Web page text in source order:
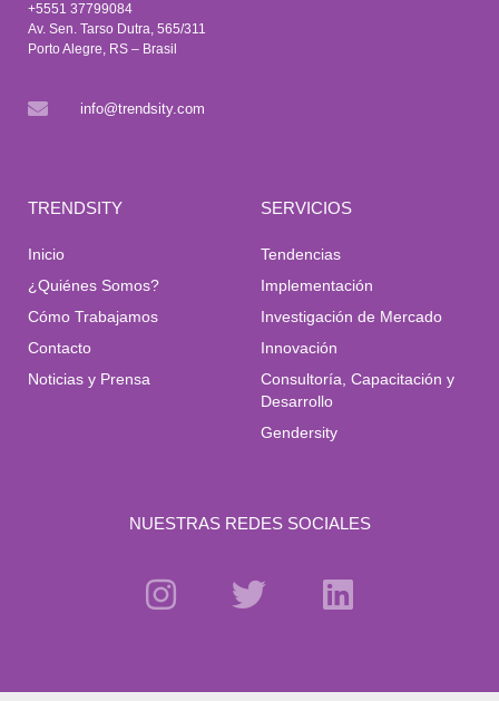
+5551 37799084
Av. Sen. Tarso Dutra, 565/311
Porto Alegre, RS – Brasil
info@trendsity.com
TRENDSITY
Inicio
¿Quiénes Somos?
Cómo Trabajamos
Contacto
Noticias y Prensa
SERVICIOS
Tendencias
Implementación
Investigación de Mercado
Innovación
Consultoría, Capacitación y
Desarrollo
Gendersity
NUESTRAS REDES SOCIALES